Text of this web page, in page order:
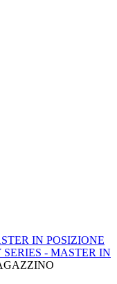
IN POSIZIONE
- MASTER IN